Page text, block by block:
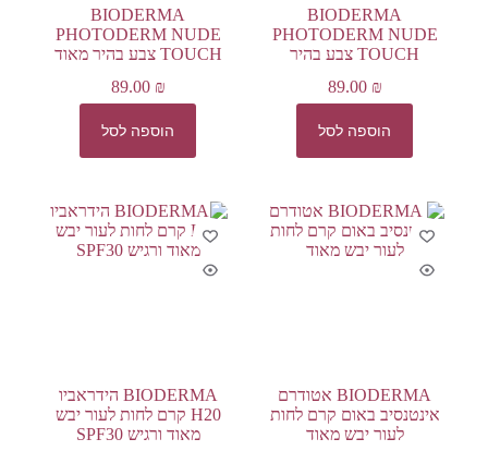
BIODERMA
PHOTODERM NUDE
TOUCH צבע בהיר
89.00 ₪
הוספה לסל
BIODERMA
PHOTODERM NUDE
TOUCH צבע בהיר מאוד
89.00 ₪
הוספה לסל
BIODERMA אטודרם
אינטנסיב באום קרם לחות
לעור יבש מאוד
BIODERMA הידראביו
H20 קרם לחות לעור יבש
מאוד ורגיש SPF30